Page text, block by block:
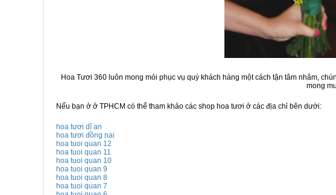
Hoa Tươi 360 luôn mong mỏi phục vụ quý khách hàng một cách tận tâm nhâm,
mong
Nếu bạn ở ở TPHCM có thể tham khảo các shop hoa tươi ở các địa chỉ bên dưới:
hoa tươi dĩ an
hoa tươi đồng nai
hoa tuoi quan 12
hoa tuoi quan 11
hoa tuoi quan 10
hoa tuoi quan 9
hoa tuoi quan 8
hoa tuoi quan 7